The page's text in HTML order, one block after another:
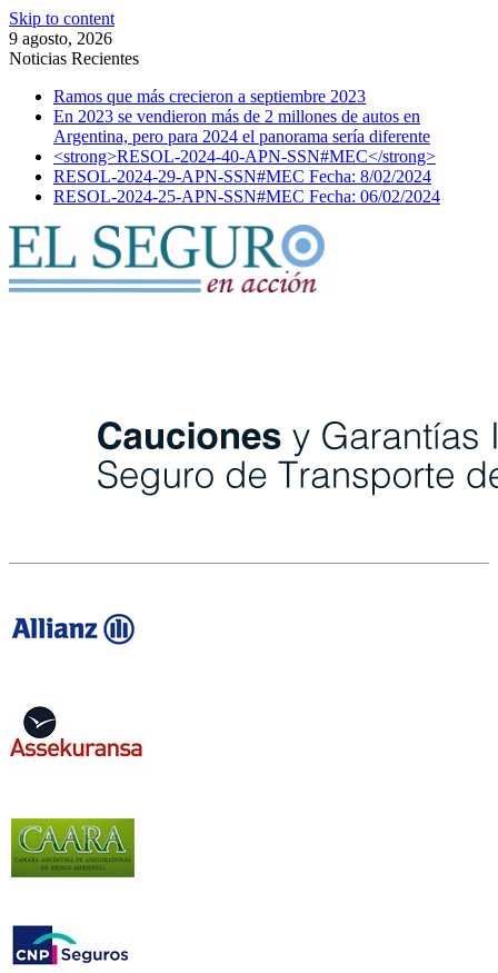
Skip to content
9 agosto, 2026
Noticias Recientes
Ramos que más crecieron a septiembre 2023
En 2023 se vendieron más de 2 millones de autos en
Argentina, pero para 2024 el panorama sería diferente
<strong>RESOL-2024-40-APN-SSN#MEC</strong>
RESOL-2024-29-APN-SSN#MEC Fecha: 8/02/2024
RESOL-2024-25-APN-SSN#MEC Fecha: 06/02/2024